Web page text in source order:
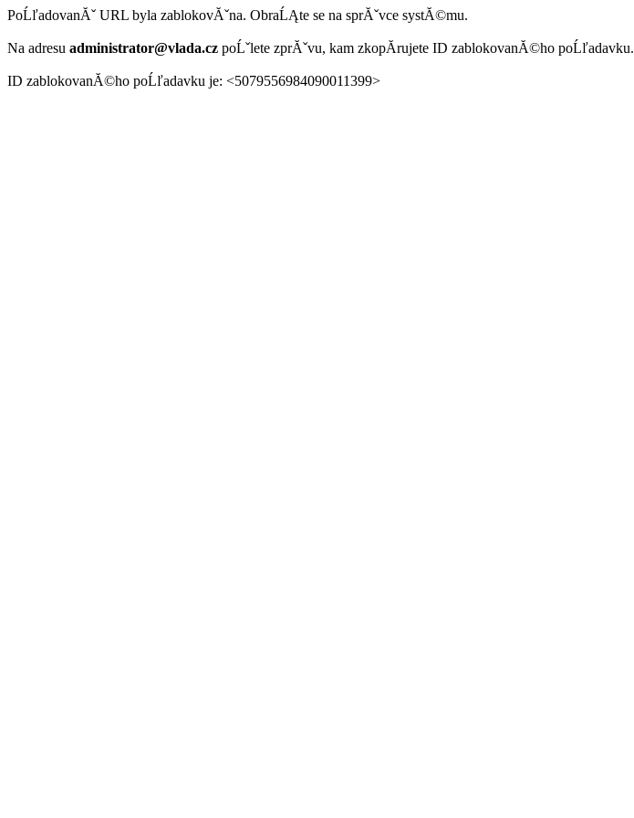
PoĹľadovanĂˇ URL byla zablokovĂˇna. ObraĹĄte se na sprĂˇvce systĂ©mu.
Na adresu administrator@vlada.cz poĹˇlete zprĂˇvu, kam zkopĂ­rujete ID zablokovanĂ©ho poĹľadavku.
ID zablokovanĂ©ho poĹľadavku je: <5079556984090011399>